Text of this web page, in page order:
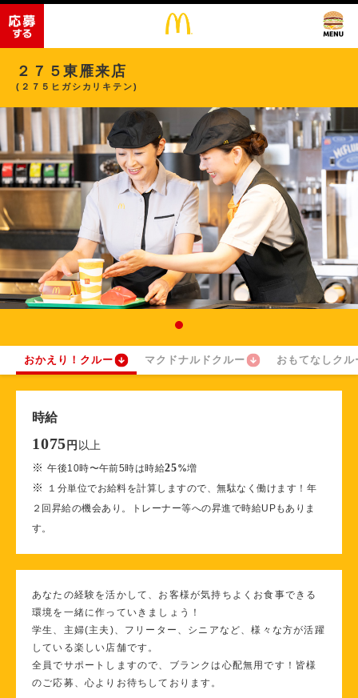
２７５東雁来店
(２７５ヒガシカリキテン)
おかえり！クルー マクドナルドクルー おもてなしクル
時給
1075 円 以上
※午後10時〜午前5時は時給25%増
※
１分単位でお給料を計算しますので、無駄なく働けます！年
２回昇給の機会あり。トレーナー等への昇進で時給UPもありま
す。
あなたの経験を活かして、お客様が気持ちよくお食事できる
環境を一緒に作っていきましょう！
学生、主婦(主夫)、フリーター、シニアなど、様々な方が活躍
している楽しい店舗です。
全員でサポートしますので、ブランクは心配無用です！皆様
のご応募、心よりお待ちしております。